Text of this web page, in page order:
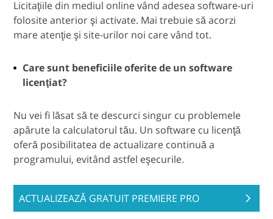
Licitaţiile din mediul online vând adesea software-uri
folosite anterior şi activate. Mai trebuie să acorzi
mare atenţie şi site-urilor noi care vând tot.
Care sunt beneficiile oferite de un software
licenţiat?
Nu vei fi lăsat să te descurci singur cu problemele
apărute la calculatorul tău. Un software cu licenţă
oferă posibilitatea de actualizare continuă a
programului, evitând astfel eşecurile.
ACTUALIZEAZĂ GRATUIT PREMIERE PRO